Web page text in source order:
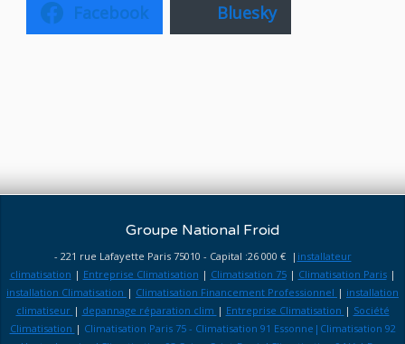
Facebook Bluesky
Groupe National Froid
- 221 rue Lafayette Paris 75010 - Capital :26 000 € | installateur
climatisation | Entreprise Climatisation | Climatisation 75| Climatisation Paris|
installation Climatisation | Climatisation Financement Professionnel | installation
climatiseur | depannage réparation clim | Entreprise Climatisation | Société
Climatisation | Climatisation Paris 75 - Climatisation 91 Essonne|Climatisation 92